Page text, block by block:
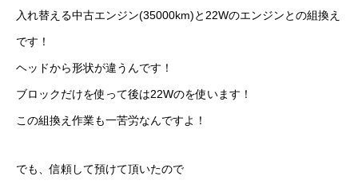
入れ替える中古エンジン(35000km)と22Wのエンジンとの組換え
です！
ヘッドから形状が違うんです！
ブロックだけを使って後は22Wのを使います！
この組換え作業も一苦労なんですよ！
でも、信頼して預けて頂いたので